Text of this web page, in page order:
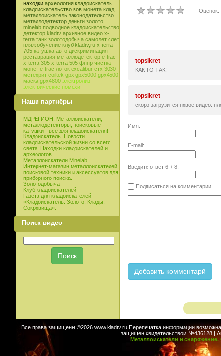
находки археология кладоискатель
кладоискательство вов монета клад
металлоискатель законодательство
металлодетектор деньги золото
minelab подводное кладоискательство
детектор kladtv архивное видео x-
terra танк золотодобыча самолет слет
пляж обучение клуб kladtv,ru x-terra
705 катушка авто дискриминация
реставрация металлодетектор e-trac
x-terra 305 x-terra 505 фппр чистка
монет e-trac лоток excalibur стх 3030
метеорит coiltek gpx gpx5000 gpx4500
маска gpx4800 электролиз
электрические помехи
Наши партнёры
МДРЕГИОН. Металлоискатели,
металлодетекторы, поисковые
катушки - все для кладоискателя!
Кладоискатель. Новости
кладоискательской жизни со всего
света. Находки кладоискателей и
археологов.
Металлоискатели Minelab
Интернет-магазин металлоискателей,
поисковой техники и аксессуатов для
приборного поиска.
Золотодобыча
Клуб кладоискателей
Газета для кладоискателей
«Кладоискатель. Золото. Клады.
Сокровища».
Поиск видео
Оценок:
topsikret
КАК ТО ТАК!
topsikret
скоро загрузится новое видео.
Имя:
E-mail:
Введите ответ 6+ 8:
Подписаться на комментарии
Все права защищены ©2026 www.kladtv.ru Перепечатка информации возможна
защищен свидетельством №436128 |
Металлоискатели и